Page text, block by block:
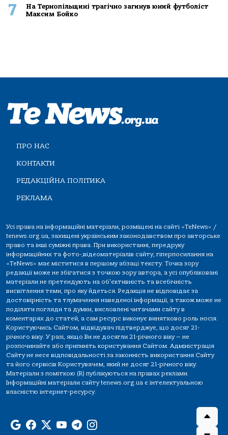
7
На Тернопільщині трагічно загинув юний футболіст
Максим Бойко
ПРО НАС
КОНТАКТИ
РЕДАКЦІЙНА ПОЛІТИКА
РЕКЛАМА
Усі права на інформаційні матеріали, розміщені на сайті «TeNews» /
tenews.org.ua, захищені українським законодавством про авторське
право та інші суміжні права. При використанні, передруку
інформаційних та фото-,відеоматеріалів сайту, гіперпосилання на
«TeNews» має міститися в першому абзаці тексту. Точка зору
редакції може не збігатися з точкою зору автора, а усі опубліковані
матеріали не претендують на об'єктивність та всебічність
висвітлення теми, про яку йдеться. Редакція не відповідає за
достовірність та тлумачення наведеної інформації, а також може не
поділяти погляди та думки, висловлені читачами сайту в
коментарях до статей, а сам ресурс виконує винятково роль носія.
Користуючись Сайтом, відвідувач підтверджує, що досяг 21-
річного віку. У разі, якщо Ви не досягли 21-річного віку — не
розпочинайте або припиніть користування Сайтом. Адміністрація
Сайту не несе відповідальності за законність використання Сайту
та його сервісів Користувачем, який не досяг 21-річного віку.
Матеріали з поміткою (R) публікуються на правах реклами.
Інформаційні матеріали сайту tenews.org.ua є інтелектуальною
власністю інтернет-ресурсу.